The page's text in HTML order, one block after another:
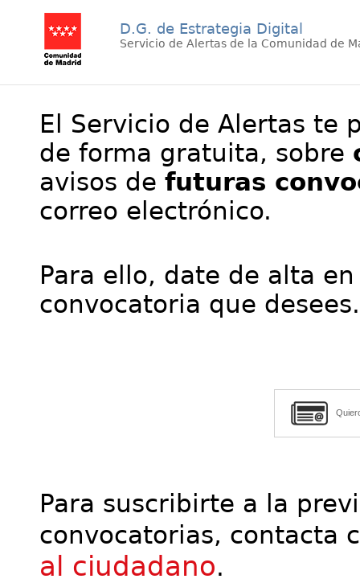
D.G. de Estrategia Digital
Servicio de Alertas de la Comunidad de
El Servicio de Alertas te
de forma gratuita, sobre
avisos de futuras
correo electrónico.
Para ello, date de alta
convocatoria que desees.
Para suscribirte a la
convocatorias, contacta
al ciudadano.